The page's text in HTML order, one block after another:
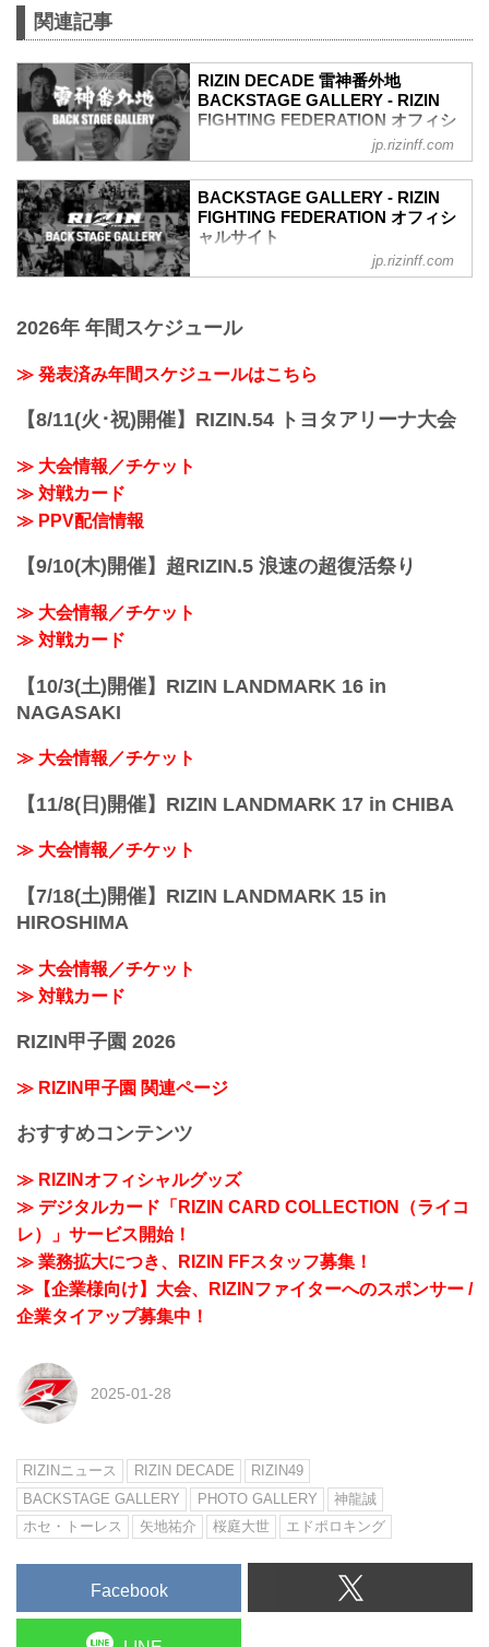
RIZIN MMAルール：5分 3R（66.0kg）
（LOSE）鈴木千裕 vs. クレベル・コイケ
（WIN）
3R 判定（3-0）
≫ 試合結果詳細
第13試合／堀口恭司 vs. エンカジムー
ロ・ズールー
フライ級タイトルマッチ
RIZIN MMAルール：5分 3R（57.0kg）
（WIN）堀口恭司 vs. エンカジムーロ・
ズールー（LOSE）
関連記事
RIZIN DECADE 雷神番外地
BACKSTAGE GALLERY - RIZIN
FIGHTING FEDERATION オフィシ
収めた「BACKSTAGE GALLERY」
第7試合／安保瑠輝也 vs. シナ・カリミア
ン
第6試合／細川一颯 vs. 宇佐美正パトリッ
第5試合／野田蒼 vs. 篠塚辰樹
第4試合／冨澤大智 vs. 三浦孝太
jp.rizinff.com
BACKSTAGE GALLERY - RIZIN
FIGHTING FEDERATION オフィシ
ャルサイト
BACKSTAGE GALLERY の記事一覧 - 格
イジン ファイティング フェデレーショ
いきます。
jp.rizinff.com
2026年 年間スケジュール
≫ 発表済み年間スケジュールはこちら
【8/11(火･祝)開催】RIZIN.54 トヨタアリーナ大会
≫ 大会情報／チケット
≫ 対戦カード
≫ PPV配信情報
【9/10(木)開催】超RIZIN.5 浪速の超復活祭り
≫ 大会情報／チケット
≫ 対戦カード
【10/3(土)開催】RIZIN LANDMARK 16 in
NAGASAKI
≫ 大会情報／チケット
【11/8(日)開催】RIZIN LANDMARK 17 in CHIBA
≫ 大会情報／チケット
【7/18(土)開催】RIZIN LANDMARK 15 in
HIROSHIMA
≫ 大会情報／チケット
≫ 対戦カード
RIZIN甲子園 2026
≫ RIZIN甲子園 関連ページ
おすすめコンテンツ
≫ RIZINオフィシャルグッズ
≫ デジタルカード「RIZIN CARD COLLECTION（ライコ
レ）」サービス開始！
≫ 業務拡大につき、RIZIN FFスタッフ募集！
≫【企業様向け】大会、RIZINファイターへのスポンサー /
企業タイアップ募集中！
2025-01-28
RIZINニュース RIZIN DECADE
RIZIN49
BACKSTAGE GALLERY
PHOTO GALLERY
神龍誠
ホセ・トーレス
矢地祐介 桜庭大世 エドポロキング
Facebook